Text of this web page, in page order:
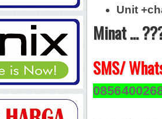
Unit
Minat ...
SMS/